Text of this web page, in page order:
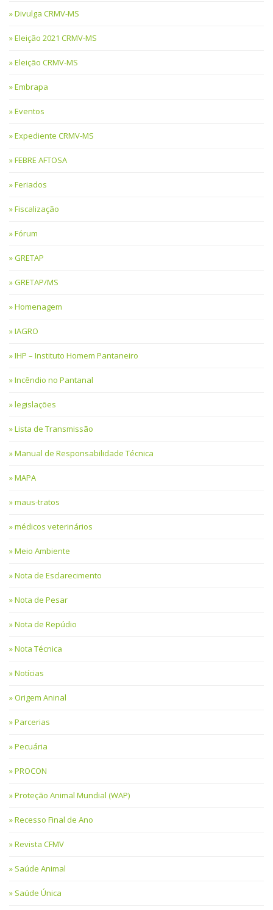
Divulga CRMV-MS
Eleição 2021 CRMV-MS
Eleição CRMV-MS
Embrapa
Eventos
Expediente CRMV-MS
FEBRE AFTOSA
Feriados
Fiscalização
Fórum
GRETAP
GRETAP/MS
Homenagem
IAGRO
IHP – Instituto Homem Pantaneiro
Incêndio no Pantanal
legislações
Lista de Transmissão
Manual de Responsabilidade Técnica
MAPA
maus-tratos
médicos veterinários
Meio Ambiente
Nota de Esclarecimento
Nota de Pesar
Nota de Repúdio
Nota Técnica
Notícias
Origem Aninal
Parcerias
Pecuária
PROCON
Proteção Animal Mundial (WAP)
Recesso Final de Ano
Revista CFMV
Saúde Animal
Saúde Única